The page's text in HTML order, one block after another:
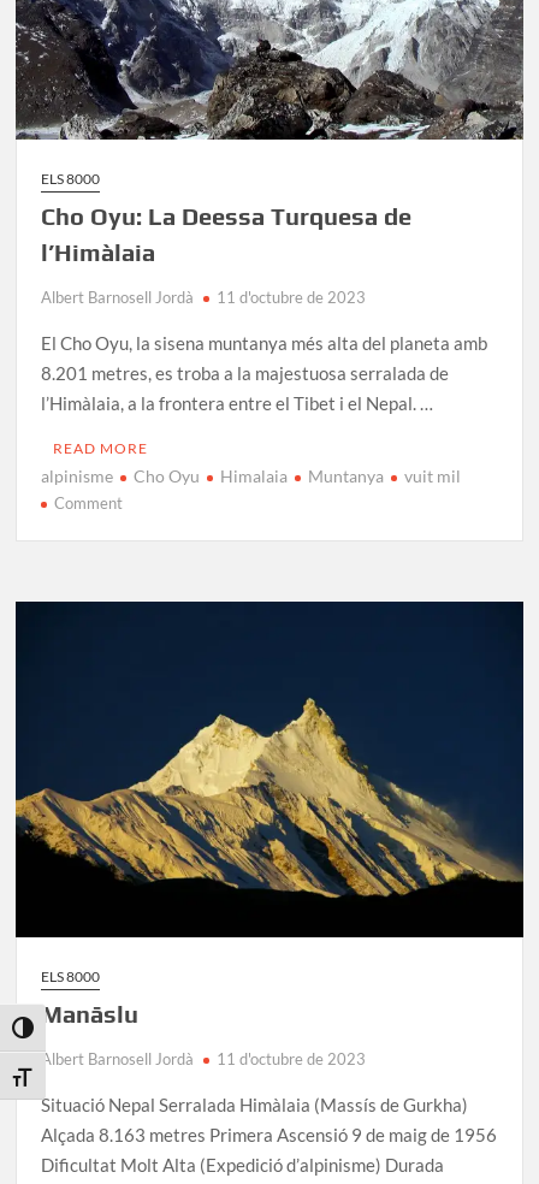
Toggle High Contrast
Toggle Font size
ELS 8000
Cho Oyu: La Deessa Turquesa de
l’Himàlaia
Albert Barnosell Jordà 11 d'octubre de 2023
El Cho Oyu, la sisena muntanya més alta del planeta amb
8.201 metres, es troba a la majestuosa serralada de
l’Himàlaia, a la frontera entre el Tibet i el Nepal. …
READ MORE
alpinisme Cho Oyu Himalaia Muntanya vuit mil
Commenton
Deessa
ELS 8000
Manāslu
Albert Barnosell Jordà 11 d'octubre de 2023
Situació Nepal Serralada Himàlaia (Massís de Gurkha)
Alçada 8.163 metres Primera Ascensió 9 de maig de 1956
Dificultat Molt Alta (Expedició d’alpinisme) Durada